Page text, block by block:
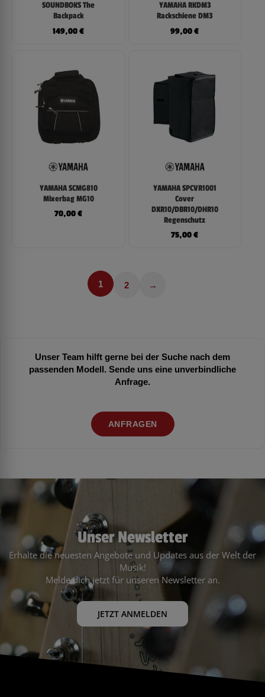
SOUNDBOKS The
Backpack
149,00€
YAMAHA RKDM3
Rackschiene DM3
99,00€
YAMAHA SCMG810
Mixerbag MG10
70,00€
YAMAHA SPCVR1001
Cover
DXR10/DBR10/DHR10
Regenschutz
75,00€
1 2 →
Unser Team hilft gerne bei der Suche nach dem
passenden Modell. Sende uns eine unverbindliche
Anfrage.
ANFRAGEN
Unser Newsletter
Erhalte die neuesten Angebote und Updates aus der Welt der
Musik!
Melde dich jetzt für unseren Newsletter an.
JETZT ANMELDEN